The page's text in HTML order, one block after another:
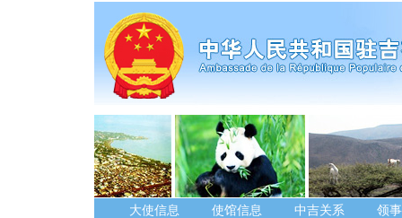
大使信息 使馆信息 中吉关系 领